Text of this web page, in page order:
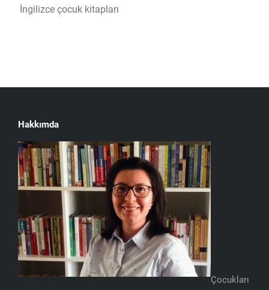
İngilizce çocuk kitapları
Hakkımda
Çocukları